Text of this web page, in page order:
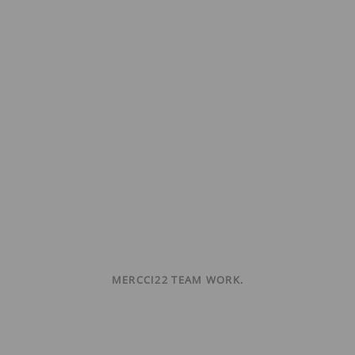
MERCCI22 TEAM WORK.